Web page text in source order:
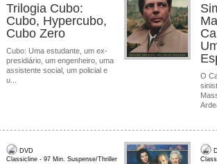
Trilogia Cubo:
Cubo, Hypercubo,
Cubo Zero
Cubo: Uma estudante, um ex-
presidiário, um engenheiro, uma
assistente social, um policial e
u...
O
DVD
Classicline - 97 Min. Suspense/Thriller